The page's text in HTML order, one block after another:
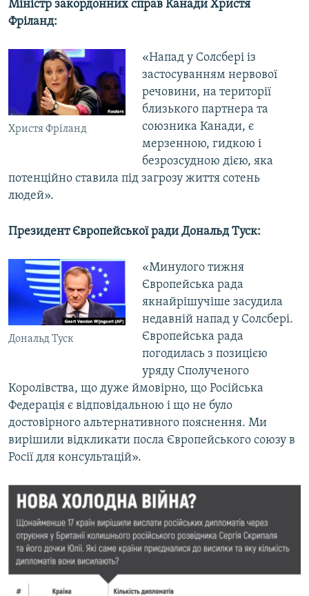
Міністр закордонних справ Канади Христя
Фріланд:
Христя Фріланд
«Напад у Солсбері із
застосуванням нервової
речовини, на території
близького партнера та
союзника Канади, є
мерзенною, гидкою і
безрозсудною дією, яка
потенційно ставила під загрозу життя сотень
людей».
Президент Європейської ради Дональд Туск:
Дональд Туск
«Минулого тижня
Європейська рада
якнайрішучіше засудила
недавній напад у Солсбері.
Європейська рада
погодилась з позицією
уряду Сполученого
Королівства, що дуже ймовірно, що Російська
Федерація є відповідальною і що не було
достовірного альтернативного пояснення. Ми
вирішили відкликати посла Європейського союзу в
Росії для консультацій».